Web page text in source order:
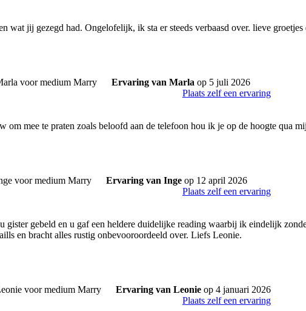
wat jij gezegd had. Ongelofelijk, ik sta er steeds verbaasd over. lieve
Ervaring van Marla op 5 juli 2026
Plaats zelf een ervaring
om mee te praten zoals beloofd aan de telefoon hou ik je op de hoogte qua
Ervaring van Inge op 12 april 2026
Plaats zelf een ervaring
gister gebeld en u gaf een heldere duidelijke reading waarbij ik eindelijk
en bracht alles rustig onbevooroordeeld over. Liefs Leonie.
Ervaring van Leonie op 4 januari 2026
Plaats zelf een ervaring